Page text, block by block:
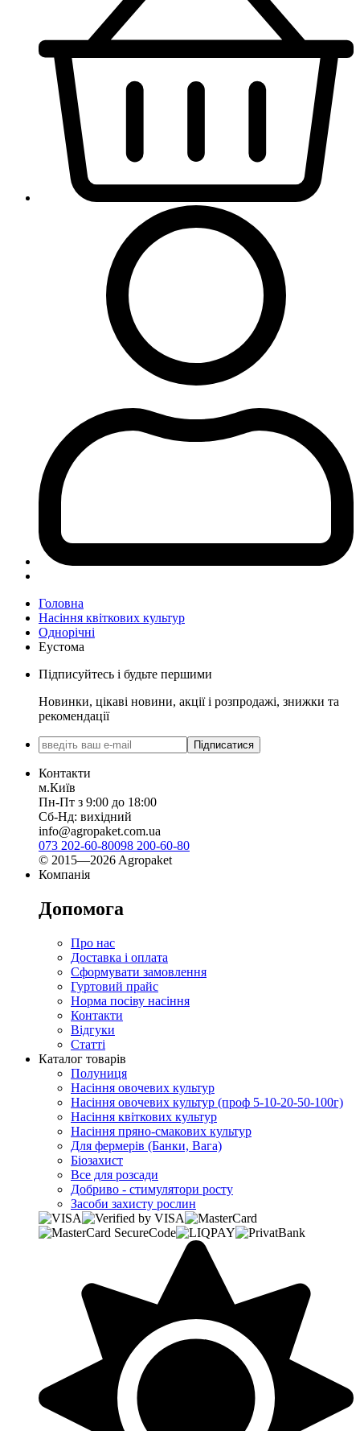
Головна
Насіння квіткових культур
Однорічні
Еустома
Підписуйтесь і будьте першими
Новинки, цікаві новини, акції і розпродажі, знижки та
рекомендації
Підписатися
Контакти
м.Київ
Пн-Пт з 9:00 до 18:00
Сб-Нд: вихідний
info@agropaket.com.ua
073 202-60-80098 200-60-80
© 2015—2026 Agropaket
Компанія
Допомога
Про нас
Доставка і оплата
Сформувати замовлення
Гуртовий прайс
Норма посіву насіння
Контакти
Відгуки
Статті
Каталог товарів
Полуниця
Насіння овочевих культур
Насіння овочевих культур (проф 5-10-20-50-100г)
Насіння квіткових культур
Насіння пряно-смакових культур
Для фермерів (Банки, Вага)
Біозахист
Все для розсади
Добриво - стимулятори росту
Засоби захисту рослин